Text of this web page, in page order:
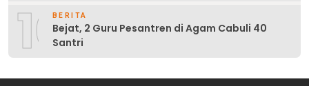
10BERITA
Bejat, 2 Guru Pesantren di Agam Cabuli 40
Santri